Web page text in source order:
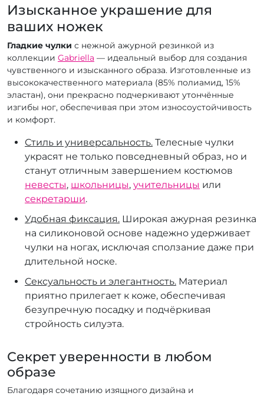
Изысканное украшение для
ваших ножек
Гладкие чулки с нежной ажурной резинкой из
коллекции Gabriella — идеальный выбор для создания
чувственного и изысканного образа. Изготовленные из
высококачественного материала (85% полиамид, 15%
эластан), они прекрасно подчеркивают утончённые
изгибы ног, обеспечивая при этом износоустойчивость
и комфорт.
Стиль и универсальность. Телесные чулки
украсят не только повседневный образ, но и
станут отличным завершением костюмов
невесты, школьницы, учительницы или
секретарши.
Удобная фиксация. Широкая ажурная резинка
на силиконовой основе надежно удерживает
чулки на ногах, исключая сползание даже при
длительной носке.
Сексуальность и элегантность. Материал
приятно прилегает к коже, обеспечивая
безупречную посадку и подчёркивая
стройность силуэта.
Секрет уверенности в любом
образе
Благодаря сочетанию изящного дизайна и